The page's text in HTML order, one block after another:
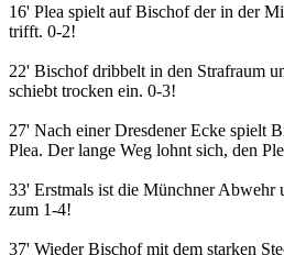
16' Plea spielt auf Bischof der in der
trifft. 0-2!
22' Bischof dribbelt in den Strafraum
schiebt trocken ein. 0-3!
27' Nach einer Dresdener Ecke spielt
Plea. Der lange Weg lohnt sich, den
33' Erstmals ist die Münchner Abwehr
zum 1-4!
37' Wieder Bischof mit dem starken